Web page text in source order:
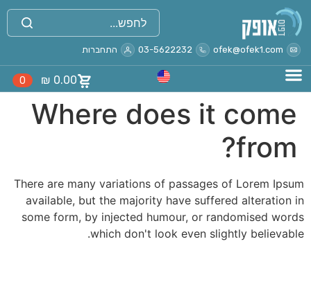
לתוכן
ofek@ofek1.com
03-5622232 התחברות
₪ 0.00
0
Where does it come
from?
There are many variations of passages of Lorem Ipsum
available, but the majority have suffered alteration in
some form, by injected humour, or randomised words
which don't look even slightly believable.